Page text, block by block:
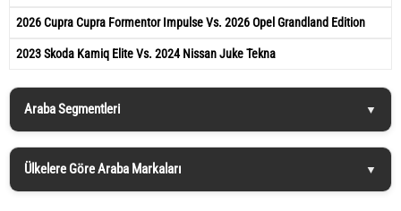
2026 Cupra Cupra Formentor Impulse Vs. 2026 Opel Grandland Edition
2023 Skoda Kamiq Elite Vs. 2024 Nissan Juke Tekna
Araba Segmentleri
Ülkelere Göre Araba Markaları